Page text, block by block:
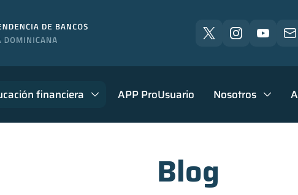
financiera APP ProUsuario Nosotros
Blog